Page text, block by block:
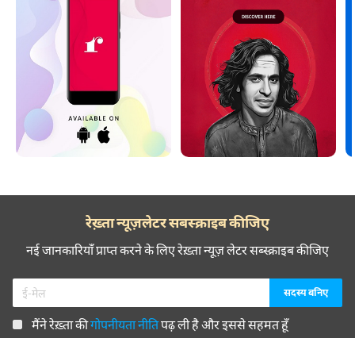
रेख़्ता न्यूज़लेटर सबस्क्राइब कीजिए
नई जानकारियाँ प्राप्त करने के लिए रेख़्ता न्यूज़ लेटर सब्स्क्राइब कीजिए
मैंने रेख़्ता कीगोपनीयता नीतिपढ़ ली है और इससे सहमत हूँ